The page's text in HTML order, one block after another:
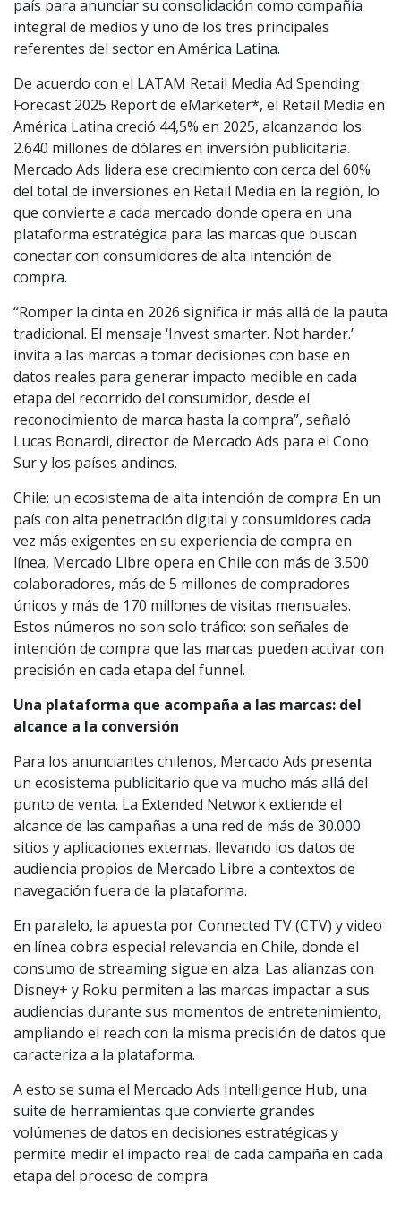
país para anunciar su consolidación como compañía
integral de medios y uno de los tres principales
referentes del sector en América Latina.
De acuerdo con el LATAM Retail Media Ad Spending
Forecast 2025 Report de eMarketer*, el Retail Media en
América Latina creció 44,5% en 2025, alcanzando los
2.640 millones de dólares en inversión publicitaria.
Mercado Ads lidera ese crecimiento con cerca del 60%
del total de inversiones en Retail Media en la región, lo
que convierte a cada mercado donde opera en una
plataforma estratégica para las marcas que buscan
conectar con consumidores de alta intención de
compra.
“Romper la cinta en 2026 significa ir más allá de la pauta
tradicional. El mensaje ‘Invest smarter. Not harder.’
invita a las marcas a tomar decisiones con base en
datos reales para generar impacto medible en cada
etapa del recorrido del consumidor, desde el
reconocimiento de marca hasta la compra”, señaló
Lucas Bonardi, director de Mercado Ads para el Cono
Sur y los países andinos.
Chile: un ecosistema de alta intención de compra En un
país con alta penetración digital y consumidores cada
vez más exigentes en su experiencia de compra en
línea, Mercado Libre opera en Chile con más de 3.500
colaboradores, más de 5 millones de compradores
únicos y más de 170 millones de visitas mensuales.
Estos números no son solo tráfico: son señales de
intención de compra que las marcas pueden activar con
precisión en cada etapa del funnel.
Una plataforma que acompaña a las marcas: del
alcance a la conversión
Para los anunciantes chilenos, Mercado Ads presenta
un ecosistema publicitario que va mucho más allá del
punto de venta. La Extended Network extiende el
alcance de las campañas a una red de más de 30.000
sitios y aplicaciones externas, llevando los datos de
audiencia propios de Mercado Libre a contextos de
navegación fuera de la plataforma.
En paralelo, la apuesta por Connected TV (CTV) y video
en línea cobra especial relevancia en Chile, donde el
consumo de streaming sigue en alza. Las alianzas con
Disney+ y Roku permiten a las marcas impactar a sus
audiencias durante sus momentos de entretenimiento,
ampliando el reach con la misma precisión de datos que
caracteriza a la plataforma.
A esto se suma el Mercado Ads Intelligence Hub, una
suite de herramientas que convierte grandes
volúmenes de datos en decisiones estratégicas y
permite medir el impacto real de cada campaña en cada
etapa del proceso de compra.